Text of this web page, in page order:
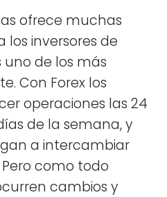
ofrece muchas
inversores de
de los más
Con Forex los
operaciones las 24
de la semana, y
a intercambiar
como todo
cambios y